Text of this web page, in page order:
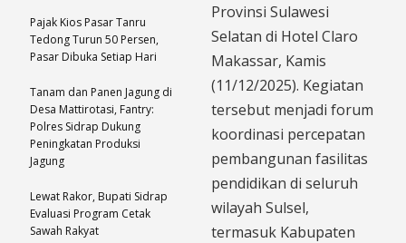
Provinsi Sulawesi
Selatan di Hotel Claro
Makassar, Kamis
(11/12/2025). Kegiatan
tersebut menjadi forum
koordinasi percepatan
pembangunan fasilitas
pendidikan di seluruh
wilayah Sulsel,
termasuk Kabupaten
Pajak Kios Pasar Tanru
Tedong Turun 50 Persen,
Pasar Dibuka Setiap Hari
Tanam dan Panen Jagung di
Desa Mattirotasi, Fantry:
Polres Sidrap Dukung
Peningkatan Produksi
Jagung
Lewat Rakor, Bupati Sidrap
Evaluasi Program Cetak
Sawah Rakyat